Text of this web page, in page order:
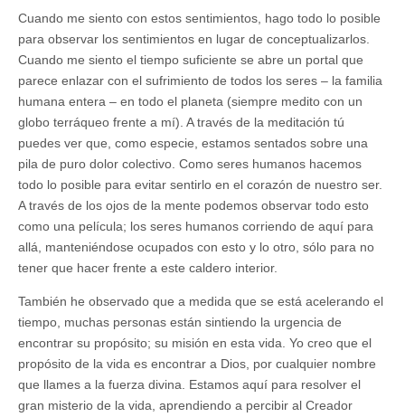
Cuando me siento con estos sentimientos, hago todo lo posible
para observar los sentimientos en lugar de conceptualizarlos.
Cuando me siento el tiempo suficiente se abre un portal que
parece enlazar con el sufrimiento de todos los seres – la familia
humana entera – en todo el planeta (siempre medito con un
globo terráqueo frente a mí). A través de la meditación tú
puedes ver que, como especie, estamos sentados sobre una
pila de puro dolor colectivo. Como seres humanos hacemos
todo lo posible para evitar sentirlo en el corazón de nuestro ser.
A través de los ojos de la mente podemos observar todo esto
como una película; los seres humanos corriendo de aquí para
allá, manteniéndose ocupados con esto y lo otro, sólo para no
tener que hacer frente a este caldero interior.
También he observado que a medida que se está acelerando el
tiempo, muchas personas están sintiendo la urgencia de
encontrar su propósito; su misión en esta vida. Yo creo que el
propósito de la vida es encontrar a Dios, por cualquier nombre
que llames a la fuerza divina. Estamos aquí para resolver el
gran misterio de la vida, aprendiendo a percibir al Creador